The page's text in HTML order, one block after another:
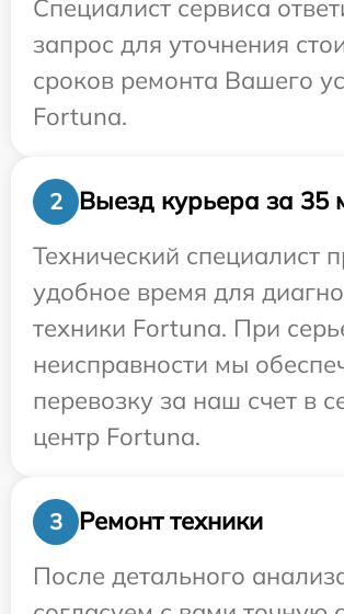
Специалист сервиса
запрос для уточнения
сроков ремонта Вашего
Fortuna.
2
Выезд курьера за 35
Технический специалист
удобное время для
техники Fortuna. При
неисправности мы
перевозку за наш счет в
центр Fortuna.
3
Ремонт техники
После детального